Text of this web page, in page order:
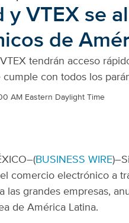
y VTEX se
de
tendrán acceso
con todos los
AM Eastern Daylight Time
BUSINESS WIRE
comercio electrónico a
las grandes empresas,
de América Latina.